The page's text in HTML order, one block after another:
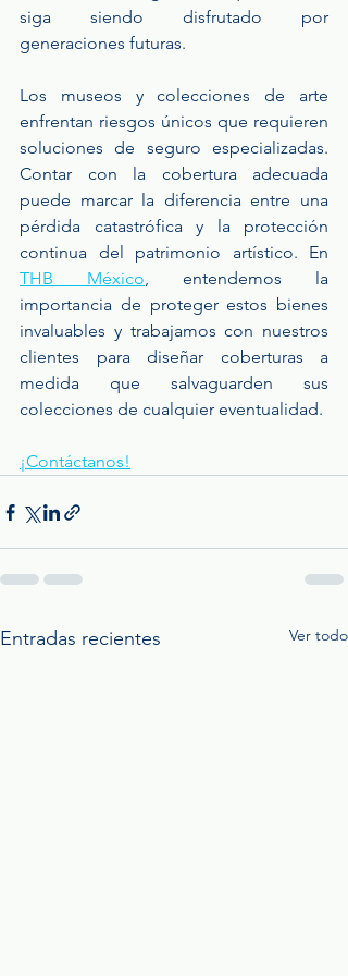
siga siendo disfrutado por
generaciones futuras.
Los museos y colecciones de arte
enfrentan riesgos únicos que requieren
soluciones de seguro especializadas.
Contar con la cobertura adecuada
puede marcar la diferencia entre una
pérdida catastrófica y la protección
THB México, entendemos la
importancia de proteger estos bienes
invaluables y trabajamos con nuestros
clientes para diseñar coberturas a
medida que salvaguarden sus
colecciones de cualquier eventualidad.
¡Contáctanos!
Entradas recientes Ver todo